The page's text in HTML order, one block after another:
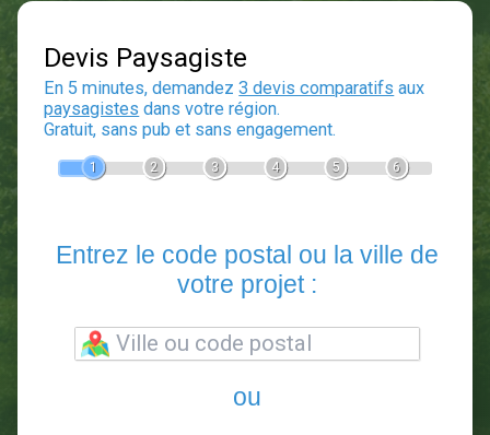
Devis Paysagiste
En 5 minutes, demandez3 devis comparatifs
votre projet :